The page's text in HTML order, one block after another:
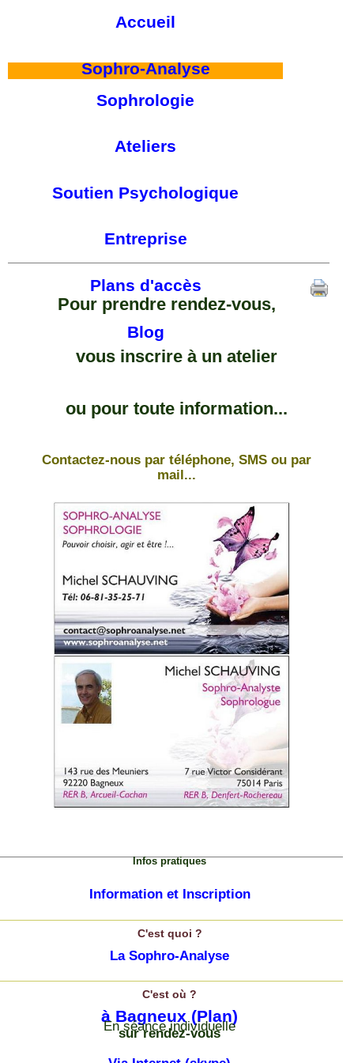
Accueil
Sophro-Analyse
Sophrologie
Ateliers
Soutien Psychologique
Entreprise
Plans d'accès
Blog
Pour prendre rendez-vous,
vous inscrire à un atelier
ou pour toute information...
Contactez-nous par téléphone, SMS ou par
mail...
Infos pratiques
Information et Inscription
C'est quoi ?
La Sophro-Analyse
C'est où ?
à Bagneux(Plan)
En séance individuelle
sur rendez-vous